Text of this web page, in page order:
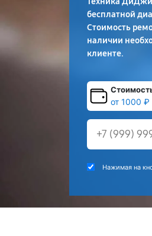
бесплатной
Стоимость
наличии
клиенте.
от 1000 ₽
Нажимая на